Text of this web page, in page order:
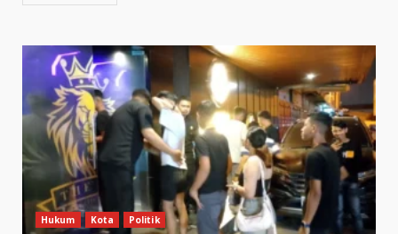
Hukum Kota Politik